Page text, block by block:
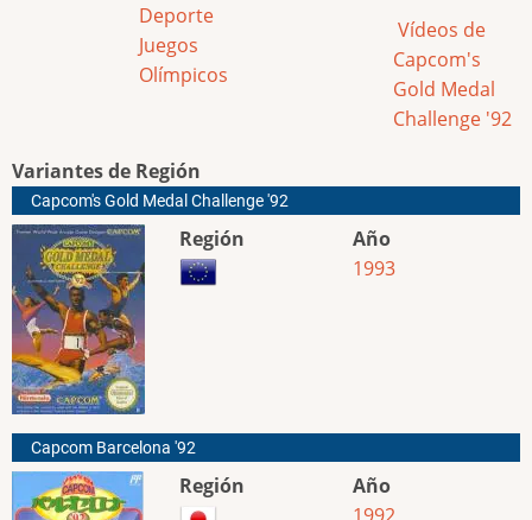
Deporte
Juegos
Olímpicos
Vídeos de
Capcom's
Gold Medal
Challenge '92
Variantes de Región
Capcom's Gold Medal Challenge '92
Región
Año
1993
Capcom Barcelona '92
Región
Año